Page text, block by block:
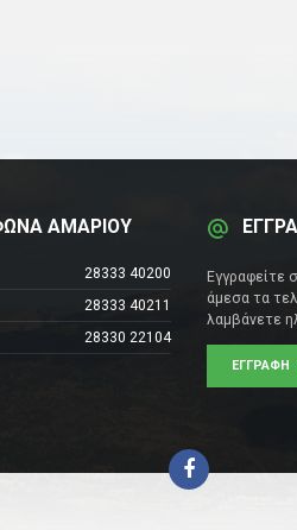
ΑΜΑΡΙΟΥ
28333 40200
28333 40211
28330 22104
Εγγραφείτε
άμεσα τα
λαμβάνετε
ΕΓΓΡΑΦΉ